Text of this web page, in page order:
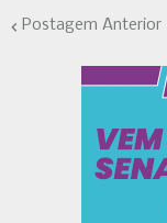
Postagem Anterior